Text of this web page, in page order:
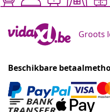
Groots
Beschikbare